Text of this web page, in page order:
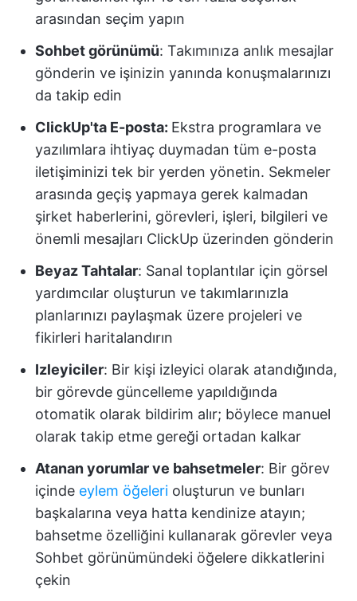
arasından seçim yapın
Sohbet görünümü: Takımınıza anlık mesajlar
gönderin ve işinizin yanında konuşmalarınızı
da takip edin
ClickUp'ta E-posta: Ekstra programlara ve
yazılımlara ihtiyaç duymadan tüm e-posta
iletişiminizi tek bir yerden yönetin. Sekmeler
arasında geçiş yapmaya gerek kalmadan
şirket haberlerini, görevleri, işleri, bilgileri ve
önemli mesajları ClickUp üzerinden gönderin
Beyaz Tahtalar: Sanal toplantılar için görsel
yardımcılar oluşturun ve takımlarınızla
planlarınızı paylaşmak üzere projeleri ve
fikirleri haritalandırın
Izleyiciler: Bir kişi izleyici olarak atandığında,
bir görevde güncelleme yapıldığında
otomatik olarak bildirim alır; böylece manuel
olarak takip etme gereği ortadan kalkar
Atanan yorumlar ve bahsetmeler: Bir görev
içinde eylem öğeleri oluşturun ve bunları
başkalarına veya hatta kendinize atayın;
bahsetme özelliğini kullanarak görevler veya
Sohbet görünümündeki öğelere dikkatlerini
çekin